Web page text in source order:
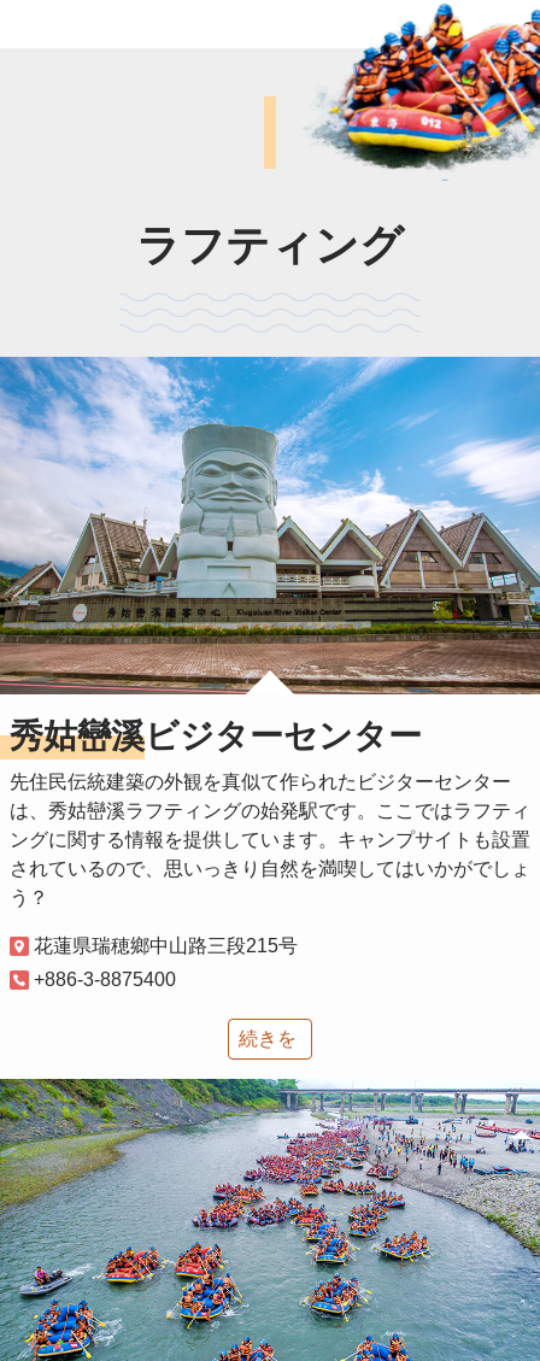
ラフティング
秀姑巒溪ビジターセンター
先住民伝統建築の外観を真似て作られたビジターセンター
は、秀姑巒溪ラフティングの始発駅です。ここではラフティ
ングに関する情報を提供しています。キャンプサイトも設置
されているので、思いっきり自然を満喫してはいかがでしょ
う？
花蓮県瑞穂鄉中山路三段215号
+886-3-8875400
続きを